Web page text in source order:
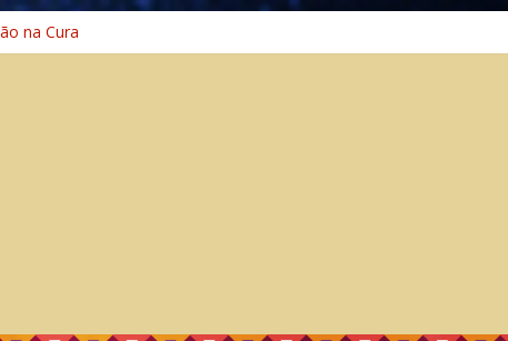
na Cura
nas Sombras